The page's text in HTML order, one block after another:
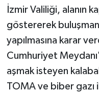
İzmir Valiliği, alanın
göstererek
yapılmasına karar
Cumhuriyet
aşmak isteyen
TOMA ve biber gazı